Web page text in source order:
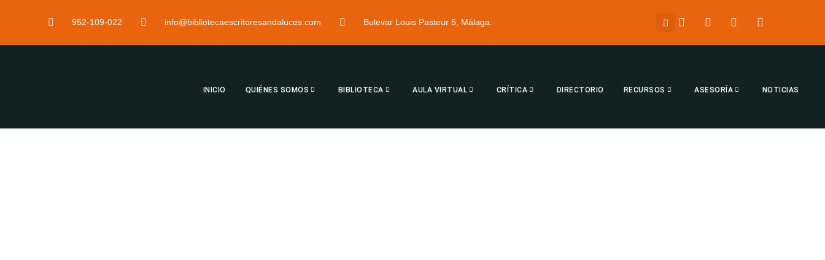
952-109-022 info@bibliotecaescritoresandaluces.com Bulevar Louis Pasteur 5, Málaga.
INICIO QUIÉNES SOMOS BIBLIOTECA AULA VIRTUAL CRÍTICA DIRECTORIO RECURSOS ASESORÍA NOTICIAS